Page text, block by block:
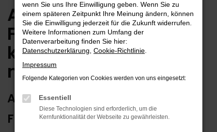
Audi Q5 in
Freudenstadt günstig
kaufen | Lieferservice
nach Freudenstadt
AUDI Q5 – ERSTKLASSIG FÜR
FREUDENSTADT GEEIGNET
wenn Sie uns Ihre Einwilligung geben. Wenn Sie zu
einem späteren Zeitpunkt Ihre Meinung ändern, können
Sie die Einwilligung jederzeit für die Zukunft widerrufen.
Weitere Informationen zum Umfang der
Datenverarbeitung finden Sie hier:
Datenschutzerklärung Cookie-Richtlinie
Impressum
Folgende Kategorien von Cookies werden von uns eingesetzt:
Essentiell
Diese Technologien sind erforderlich, um die
Kernfunktionalität der Webseite zu gewährleisten.